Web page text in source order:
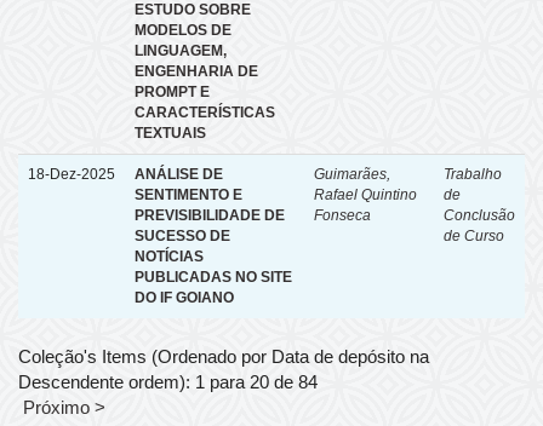
ESTUDO SOBRE
MODELOS DE
LINGUAGEM,
ENGENHARIA DE
PROMPT E
CARACTERÍSTICAS
TEXTUAIS
18-Dez-2025
ANÁLISE DE
SENTIMENTO E
PREVISIBILIDADE DE
SUCESSO DE
NOTÍCIAS
PUBLICADAS NO SITE
DO IF GOIANO
Guimarães,
Rafael Quintino
Fonseca
Trabalho
de
Conclusão
de Curso
Coleção's Items (Ordenado por Data de depósito na
Descendente ordem): 1 para 20 de 84
Próximo >